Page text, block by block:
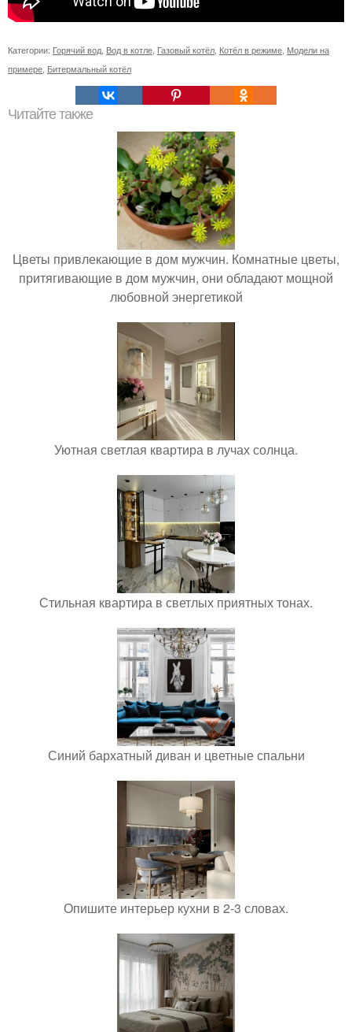
Категории: Горячий вод Вод в котле Газовый котёл Котёл в режиме Модели на
примере Битермальный котёл
Читайте также
Цветы привлекающие в дом мужчин. Комнатные цветы,
притягивающие в дом мужчин, они обладают мощной
любовной энергетикой
Уютная светлая квартира в лучах солнца.
Стильная квартира в светлых приятных тонах.
Синий бархатный диван и цветные спальни
Опишите интерьер кухни в 2-3 словах.